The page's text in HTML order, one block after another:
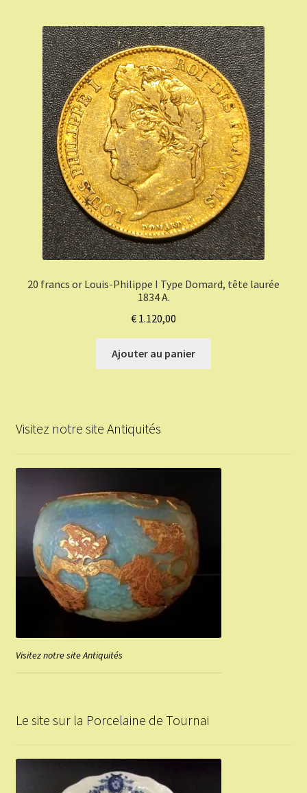
20 francs or Louis-Philippe I Type Domard, tête laurée
1834 A.
€ 1.120,00
Ajouter au panier
Visitez notre site Antiquités
Visitez notre site Antiquités
Le site sur la Porcelaine de Tournai